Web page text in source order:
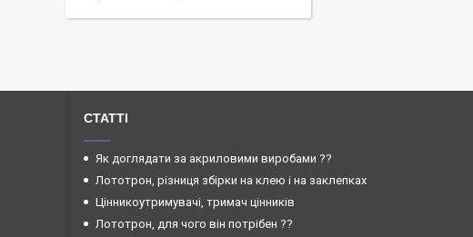
СТАТТІ
Як доглядати за акриловими виробами ??
Лототрон, різниця збірки на клею і на заклепках
Цінникоутримувачі, тримач цінників
Лототрон, для чого він потрібен ??